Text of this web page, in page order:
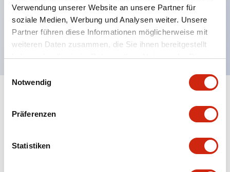
Verwendung unserer Website an unsere Partner für
soziale Medien, Werbung und Analysen weiter. Unsere
Partner führen diese Informationen möglicherweise mit
weiteren Daten zusammen, die Sie ihnen bereitgestellt
haben oder die sie im Rahmen Ihrer Nutzung der Dienste
Notwendig
Präferenzen
Statistiken
Normen. CCC-zertifiziert (außer Anzeigeleuchten).
Mit speziellem Zubehör leicht auf Φ22 Flash-
Silhouette umstellbar
Electrical Specifications (rated illuminated